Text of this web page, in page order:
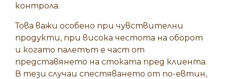
контрола.
Това важи особено при чувствителни
продукти, при висока честота на оборот
и когато палетът е част от
представянето на стоката пред клиента.
В тези случаи спестяването от по-евтин,